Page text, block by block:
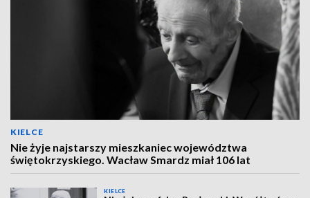
KIELCE
Nie żyje najstarszy mieszkaniec województwa
świętokrzyskiego. Wacław Smardz miał 106 lat
KIELCE